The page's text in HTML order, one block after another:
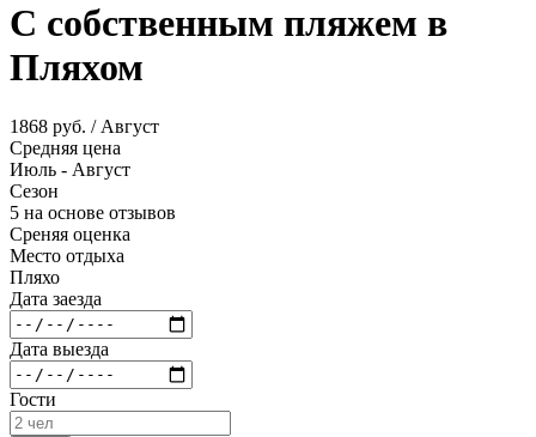
С собственным пляжем в
Пляхом
1868 руб. / Август
Средняя цена
Июль - Август
Сезон
5 на основе отзывов
Среняя оценка
Место отдыха
Пляхо
Дата заезда
Дата выезда
Гости